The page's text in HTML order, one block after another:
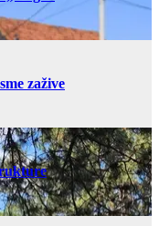
zažive